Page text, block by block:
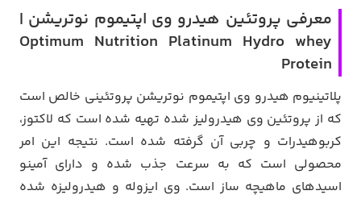
معرفی پروتئین هیدرو وی اپتیموم نوتریشن |
Optimum Nutrition Platinum Hydro whey
Protein
پلاتینیوم هیدرو وی اپتیموم نوتریشن پروتئینی خالص است
که از پروتئین وی هیدرولیز شده تهیه شده است که لاکتوز،
کربوهیدرات و چربی آن گرفته شده است. نتیجه این امر
محصولی است که به سرعت جذب شده و دارای آمینو
اسیدهای ماهیچه ساز است. وی ایزوله و هیدرولیزه شده